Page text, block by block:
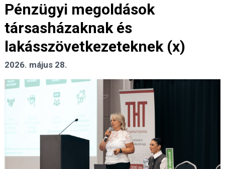
Pénzügyi megoldások
társasházaknak és
lakásszövetkezeteknek (x)
2026. május 28.